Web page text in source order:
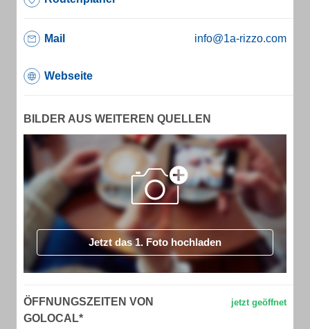
Mail info@1a-rizzo.com
Webseite
BILDER AUS WEITEREN QUELLEN
Jetzt das 1. Foto hochladen
ÖFFNUNGSZEITEN VON
GOLOCAL*